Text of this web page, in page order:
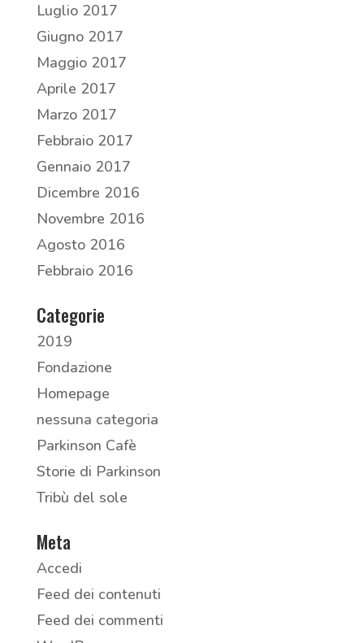
Luglio 2017
Giugno 2017
Maggio 2017
Aprile 2017
Marzo 2017
Febbraio 2017
Gennaio 2017
Dicembre 2016
Novembre 2016
Agosto 2016
Febbraio 2016
Categorie
2019
Fondazione
Homepage
nessuna categoria
Parkinson Cafè
Storie di Parkinson
Tribù del sole
Meta
Accedi
Feed dei contenuti
Feed dei commenti